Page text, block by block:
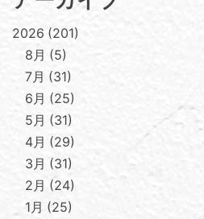
2026 201
8月
5
7月
31
6月
25
5月
31
4月
29
3月
31
2月
24
1月
25